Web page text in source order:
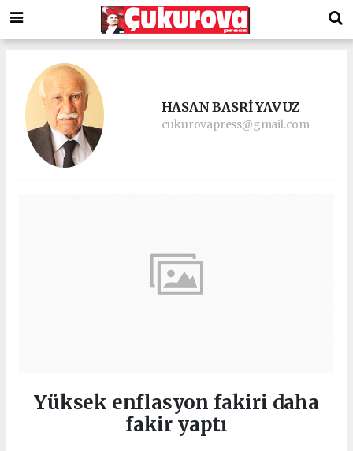
HASAN BASRİ YAVUZ
cukurovapress@gmail.com
Yüksek enflasyon fakiri daha
fakir yaptı